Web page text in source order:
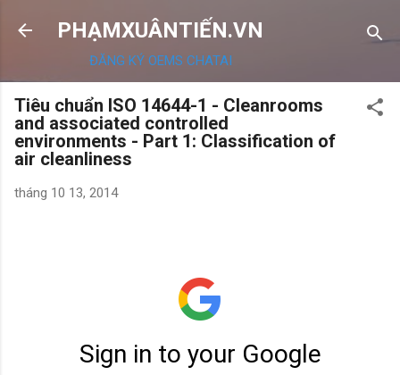
Chuyển đến nội dung chính
PHẠMXUÂNTIẾN.VN
ĐĂNG KÝ OEMS CHATAI
Tiêu chuẩn ISO 14644-1 - Cleanrooms
and associated controlled
environments - Part 1: Classification of
air cleanliness
tháng 10 13, 2014